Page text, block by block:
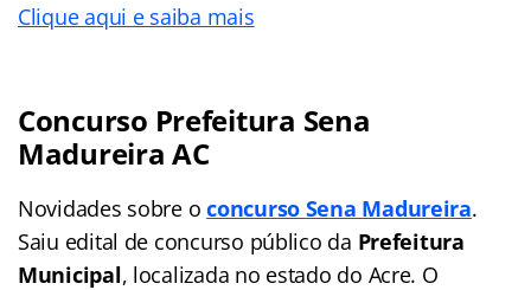
Clique aqui e saiba mais
Concurso Prefeitura Sena
Madureira AC
Novidades sobre oconcurso Sena Madureira.
Saiu edital de concurso público da Prefeitura
Municipal, localizada no estado do Acre. O